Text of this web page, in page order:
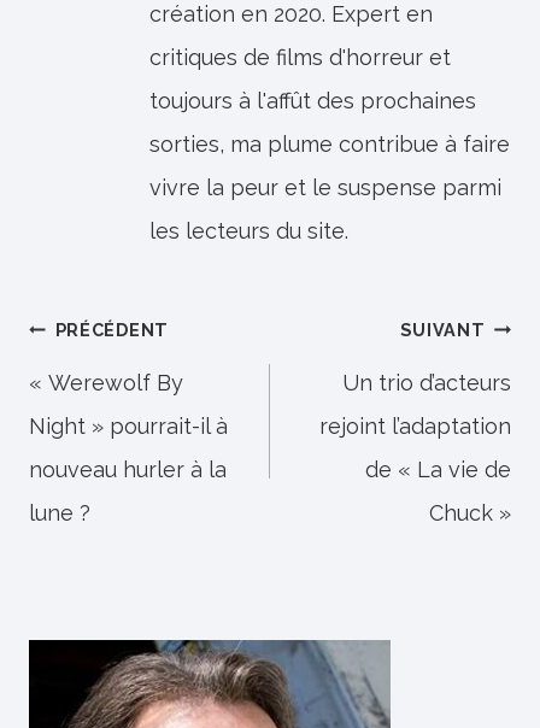
création en 2020. Expert en
critiques de films d'horreur et
toujours à l'affût des prochaines
sorties, ma plume contribue à faire
vivre la peur et le suspense parmi
les lecteurs du site.
Navigation
de
l’article
PRÉCÉDENT
« Werewolf By
Night » pourrait-il à
nouveau hurler à la
lune ?
SUIVANT
Un trio d’acteurs
rejoint l’adaptation
de « La vie de
Chuck »